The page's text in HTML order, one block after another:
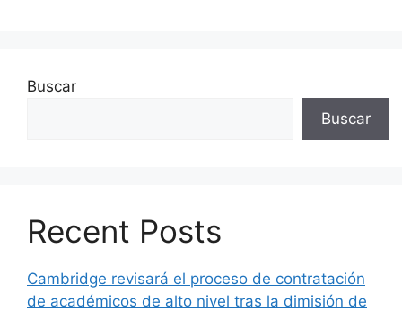
Buscar
Buscar
Recent Posts
Cambridge revisará el proceso de contratación
de académicos de alto nivel tras la dimisión de